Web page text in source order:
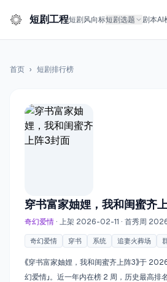
短剧工程短剧风向标短剧选题 剧本AI
首页 › 短剧排行榜
穿书富家妯娌，我和闺蜜齐
奇幻爱情 · 上架 2026-02-11 · 首秀周
奇幻爱情 穿书 系统 追妻火葬场
《穿书富家妯娌，我和闺蜜齐上阵3》于
幻爱情」。近一年内在榜 2 周，历史最高